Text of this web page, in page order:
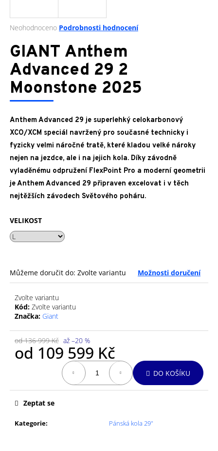
Průměrné
produktu
je
0,0
z
5
hvězdiček.
Neohodnoceno Podrobnosti hodnocení
GIANT Anthem
Advanced 29 2
Moonstone 2025
Anthem Advanced 29 je superlehký celokarbonový
XCO/XCM speciál navržený pro současné technicky i
fyzicky velmi náročné tratě, které kladou velké nároky
nejen na jezdce, ale i na jejich kola. Díky závodně
vyladěnému odpružení FlexPoint Pro a moderní geometrii
je Anthem Advanced 29 připraven excelovat i v těch
nejtěžších závodech Světového poháru.
VELIKOST
Můžeme doručit do: Zvolte variantu Možnosti doručení
Zvolte variantu
Kód: Zvolte variantu
Značka: Giant
od 136 999 Kč až –20 %
od 109 599 Kč
DO KOŠÍKU
Kategorie: Pánská kola 29"
Zeptat se
j
t
?
D
o
p
o
r
č
u
j
e
GU
ENERGY
GEL
BLACKBERRY
49